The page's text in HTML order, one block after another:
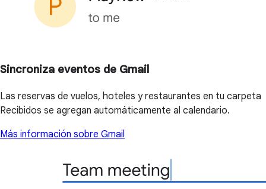
Sincroniza eventos de Gmail
Las reservas de vuelos, hoteles y restaurantes en tu carpeta
Recibidos se agregan automáticamente al calendario.
Más información sobre Gmail